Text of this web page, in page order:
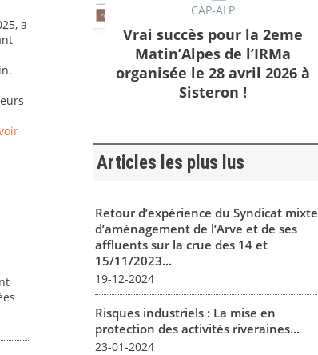
a
CAP-ALP
Vrai succès pour la 2eme
Matin’Alpes de l’IRMa
organisée le 28 avril 2026 à
Sisteron !
Articles les plus lus
Retour d’expérience du Syndicat mixte
d’aménagement de l’Arve et de ses
affluents sur la crue des 14 et
15/11/2023...
19-12-2024
Risques industriels : La mise en
protection des activités riveraines...
23-01-2024